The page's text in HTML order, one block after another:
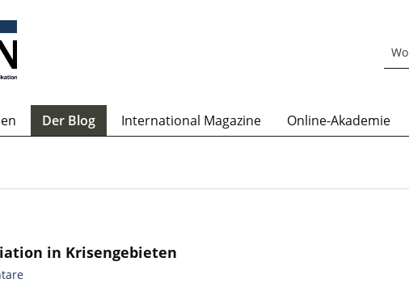
Der Blog International Magazine Online-Akademie
in Krisengebieten